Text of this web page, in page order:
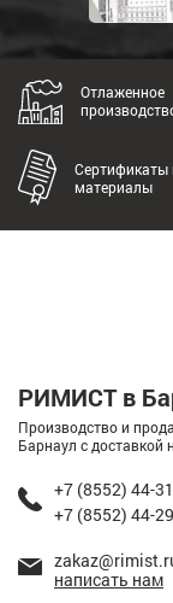
Отлаженное
Сертификаты
материалы
РИМИСТ в
Производство и
Барнаул с доставкой
+7 (8552) 44-
+7 (8552) 44-
написать нам